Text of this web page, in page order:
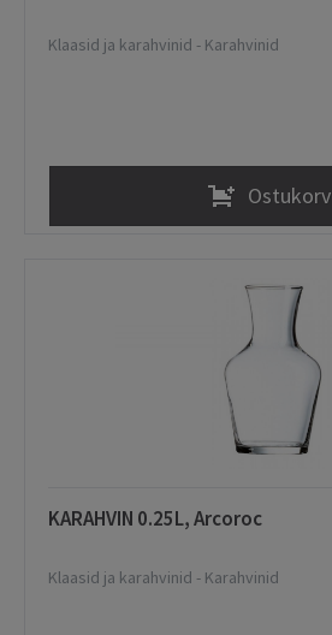
Klaasid ja karahvinid - Karahvinid
Ostukorv
KARAHVIN 0.25L, Arcoroc
Klaasid ja karahvinid - Karahvinid